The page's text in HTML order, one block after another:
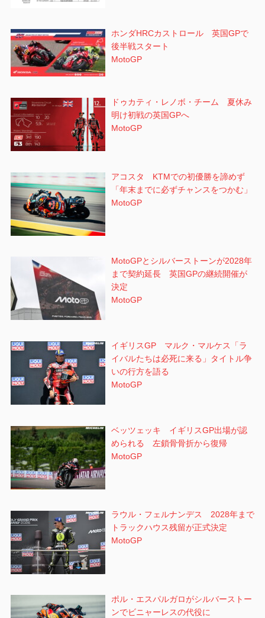
ホンダHRCカストロール 英国GPで
後半戦スタート
MotoGP
ドゥカティ・レノボ・チーム 夏休み
明け初戦の英国GPへ
MotoGP
アコスタ KTMでの初優勝を諦めず
「年末までに必ずチャンスをつかむ」
MotoGP
MotoGPとシルバーストーンが2028年
まで契約延長 英国GPの継続開催が
決定
MotoGP
イギリスGP マルク・マルケス「ラ
イバルたちは必死に来る」タイトル争
いの行方を語る
MotoGP
ベッツェッキ イギリスGP出場が認
められる 左鎖骨骨折から復帰
MotoGP
ラウル・フェルナンデス 2028年まで
トラックハウス残留が正式決定
MotoGP
ポル・エスパルガロがシルバーストー
ンでビニャーレスの代役に